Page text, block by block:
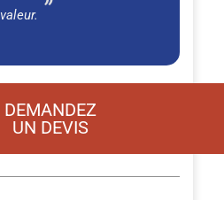
valeur.
DEMANDEZ
UN DEVIS